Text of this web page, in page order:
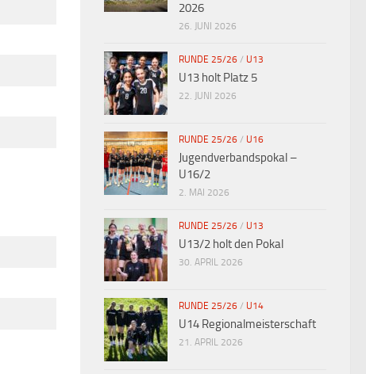
2026
26. JUNI 2026
RUNDE 25/26 / U13
U13 holt Platz 5
22. JUNI 2026
RUNDE 25/26 / U16
Jugendverbandspokal –
U16/2
2. MAI 2026
RUNDE 25/26 / U13
U13/2 holt den Pokal
30. APRIL 2026
RUNDE 25/26 / U14
U14 Regionalmeisterschaft
21. APRIL 2026